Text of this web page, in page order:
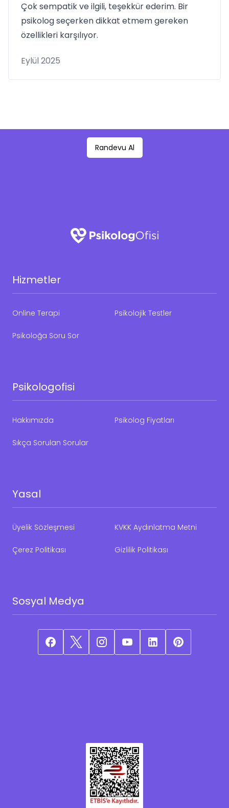
Çok sempatik ve ilgili, teşekkür ederim. Bir
psikolog seçerken dikkat etmem gereken
özellikleri karşılıyor.
Eylül 2025
Randevu Al
Hizmetler
Online Terapi Psikolojik Testler
Psikoloğa Soru Sor
Psikologofisi
Hakkımızda Psikolog Fiyatları
Sıkça Sorulan Sorular
Yasal
Üyelik Sözleşmesi KVKK Aydınlatma Metni
Çerez Politikası Gizlilik Politikası
Sosyal Medya